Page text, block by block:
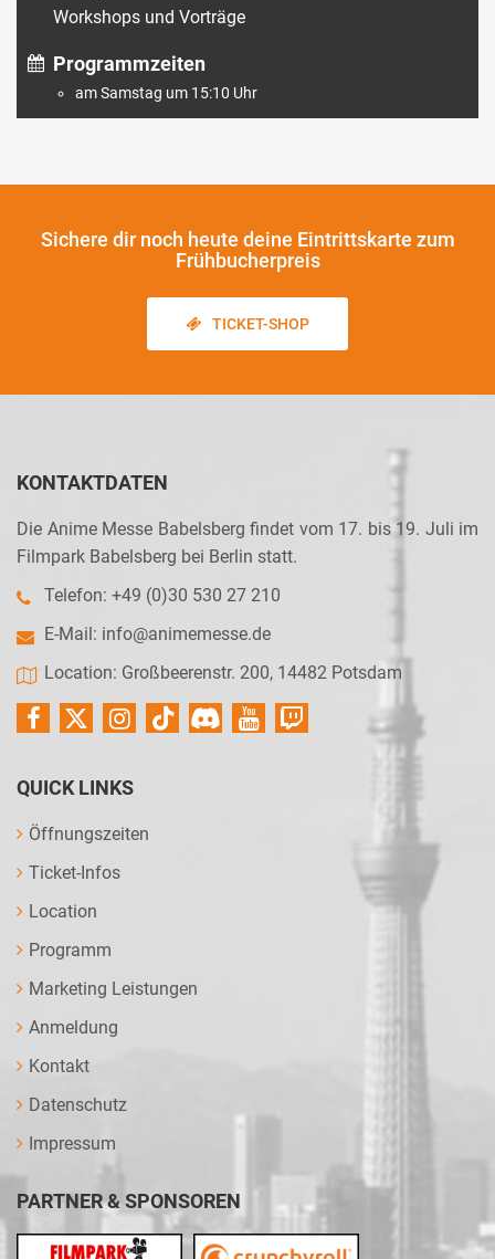
Workshops und Vorträge
Programmzeiten
am Samstag um 15:10 Uhr
Sichere dir noch heute deine Eintrittskarte zum
Frühbucherpreis
TICKET-SHOP
KONTAKTDATEN
Die Anime Messe Babelsberg findet vom 17. bis 19. Juli im
Filmpark Babelsberg bei Berlin statt.
Telefon: +49 (0)30 530 27 210
E-Mail: info@animemesse.de
Location: Großbeerenstr. 200, 14482 Potsdam
QUICK LINKS
Öffnungszeiten
Ticket-Infos
Location
Programm
Marketing Leistungen
Anmeldung
Kontakt
Datenschutz
Impressum
PARTNER & SPONSOREN